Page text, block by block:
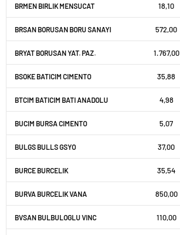
BRMEN BIRLIK MENSUCAT 18,10
BRSAN BORUSAN BORU SANAYI 572,00
BRYAT BORUSAN YAT. PAZ. 1.767,00
BSOKE BATICIM CIMENTO 35,88
BTCIM BATICIM BATI ANADOLU 4,98
BUCIM BURSA CIMENTO 5,07
BULGS BULLS GSYO 37,00
BURCE BURCELIK 35,54
BURVA BURCELIK VANA 850,00
BVSAN BULBULOGLU VINC 110,00